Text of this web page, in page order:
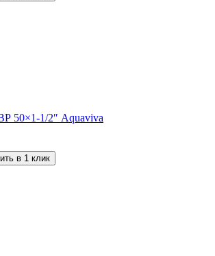
50×1-1/2″ Aquaviva
в 1 клик